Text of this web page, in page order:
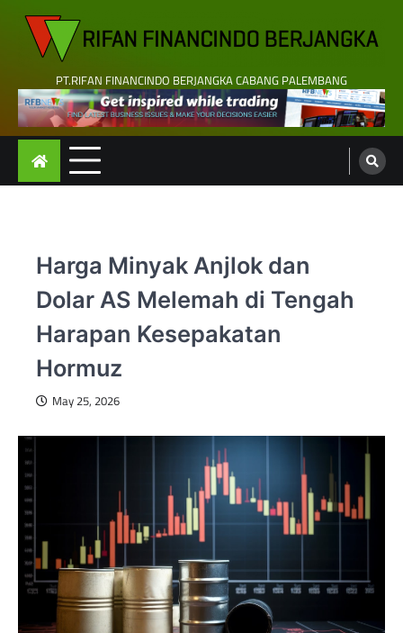
content
PT.RIFAN FINANCINDO BERJANGKA CABANG PALEMBANG
Harga Minyak Anjlok dan
Dolar AS Melemah di Tengah
Harapan Kesepakatan
Hormuz
May 25, 2026